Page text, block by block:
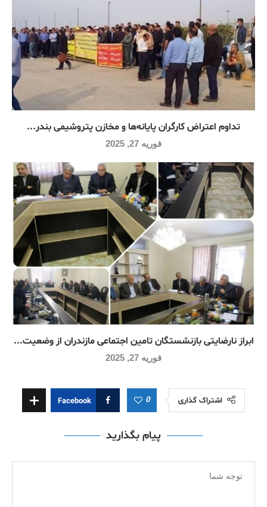
تداوم اعتراض کارگران پایانه‌ها و مخازن پتروشیمی بندر...
فوریه 27, 2025
ابراز نارضایتی بازنشستگان تامین اجتماعی مازندران از وضعیت...
فوریه 27, 2025
اشتراک گذاری 0
Facebook
پیام بگذارید